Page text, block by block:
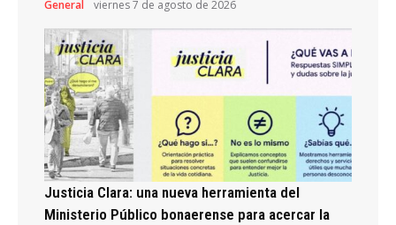
General viernes 7 de agosto de 2026
Justicia Clara: una nueva herramienta del
Ministerio Público bonaerense para acercar la